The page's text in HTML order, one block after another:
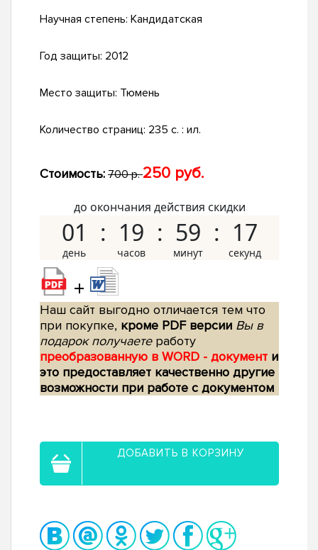
Научная степень: Кандидатская
Год защиты: 2012
Место защиты: Тюмень
Количество страниц: 235 с. : ил.
Стоимость: 700 р.250 руб.
до окончания действия скидки
01 19 59 16
+
Наш сайт выгодно отличается тем что
при покупке, кроме PDF версии Вы в
подарок получаетеработу
преобразованную в WORD - документ и
это предоставляет качественно другие
возможности при работе с документом
ДОБАВИТЬ В КОРЗИНУ